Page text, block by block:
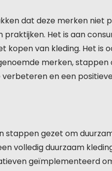
dat deze merken niet
praktijken. Het is aan
kopen van kleding. Het is
merken,
en een
stappen gezet om
volledig duurzaam
geïmplementeerd